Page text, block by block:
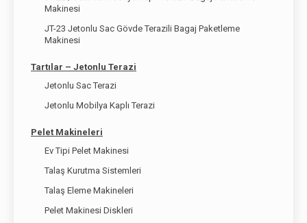
Makinesi
JT-23 Jetonlu Sac Gövde Terazili Bagaj Paketleme
Makinesi
Tartılar – Jetonlu Terazi
Jetonlu Sac Terazi
Jetonlu Mobilya Kaplı Terazi
Pelet Makineleri
Ev Tipi Pelet Makinesi
Talaş Kurutma Sistemleri
Talaş Eleme Makineleri
Pelet Makinesi Diskleri